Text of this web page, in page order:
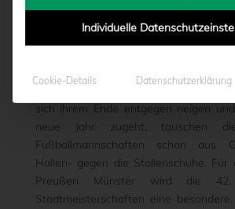
vonMoritz Schwegmann|25.12.2018
Domstadt dazugehört: Wenn die
sich ihrem Ende entgegen neigen
neue Jahr zugeht, tauschen
Fußballmannschaften schon aus
Hallen- gegen die Stollenschuhe. Für
Preußen Münster wird die
Stadtmeisterschaften eine
Individuelle
Cookie-Details Datenschutzerklärung